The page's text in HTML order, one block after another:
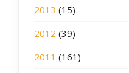
2013 (15)
2012 (39)
2011 (161)